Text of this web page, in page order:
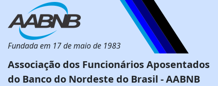
Fundada em 17 de maio de 1983
Associação dos Funcionários Aposentados
do Banco do Nordeste do Brasil - AABNB